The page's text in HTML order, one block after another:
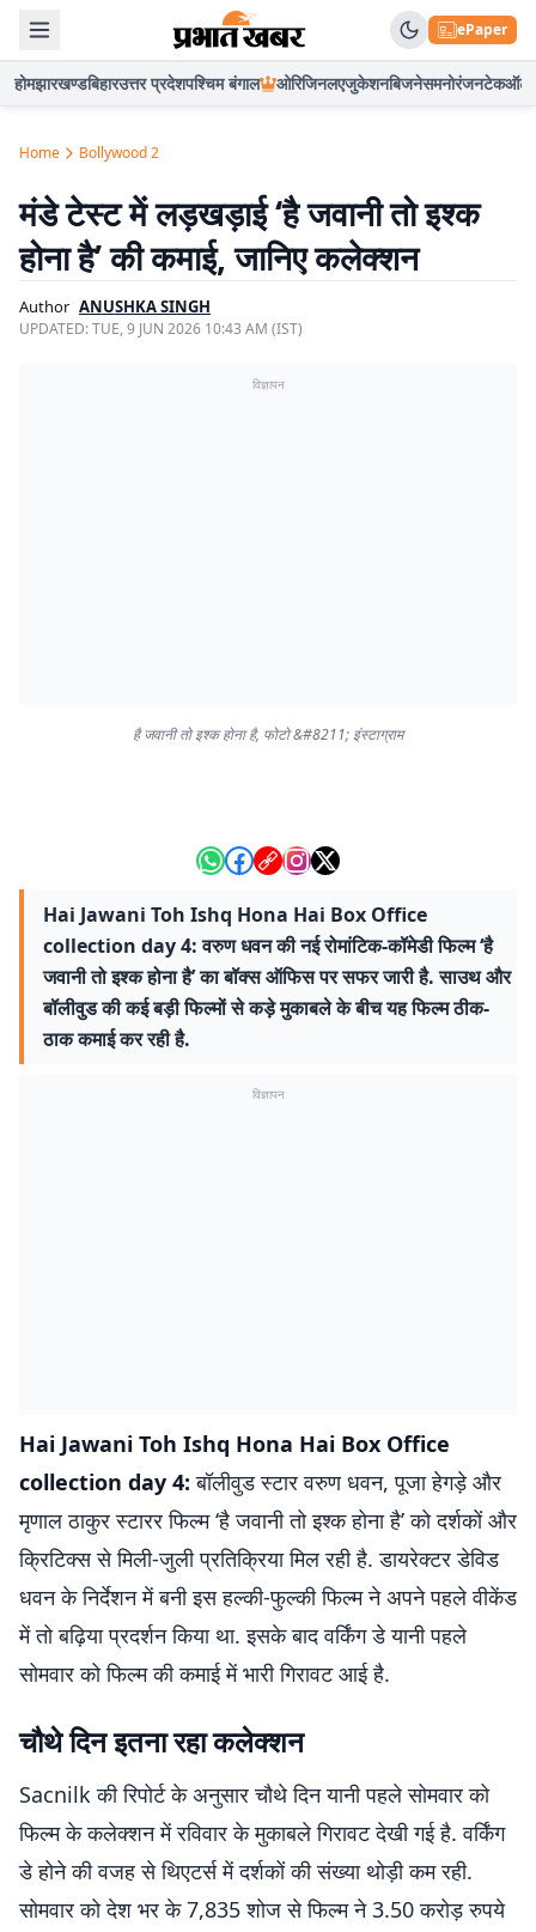
ePaper
होमझारखण्डबिहारउत्तर प्रदेशपश्चिम बंगाल ओरिजिनलएजुकेशनबिजनेसमनोरंजनटेकऑटो
Home Bollywood 2
मंडे टेस्ट में लड़खड़ाई ‘है जवानी तो इश्क
होना है’ की कमाई, जानिए कलेक्शन
Author ANUSHKA SINGH
UPDATED:TUE, 9 JUN 2026 10:43 AM (IST)
विज्ञापन
है जवानी तो इश्क होना है, फोटो &#8211; इंस्टाग्राम
Hai Jawani Toh Ishq Hona Hai Box Office
collection day 4: वरुण धवन की नई रोमांटिक-कॉमेडी फिल्म ‘है
जवानी तो इश्क होना है’ का बॉक्स ऑफिस पर सफर जारी है. साउथ और
बॉलीवुड की कई बड़ी फिल्मों से कड़े मुकाबले के बीच यह फिल्म ठीक-
ठाक कमाई कर रही है.
विज्ञापन
Hai Jawani Toh Ishq Hona Hai Box Office
collection day 4: बॉलीवुड स्टार वरुण धवन, पूजा हेगड़े और
मृणाल ठाकुर स्टारर फिल्म ‘है जवानी तो इश्क होना है’ को दर्शकों और
क्रिटिक्स से मिली-जुली प्रतिक्रिया मिल रही है. डायरेक्टर डेविड
धवन के निर्देशन में बनी इस हल्की-फुल्की फिल्म ने अपने पहले वीकेंड
में तो बढ़िया प्रदर्शन किया था. इसके बाद वर्किंग डे यानी पहले
सोमवार को फिल्म की कमाई में भारी गिरावट आई है.
चौथे दिन इतना रहा कलेक्शन
Sacnilk की रिपोर्ट के अनुसार चौथे दिन यानी पहले सोमवार को
फिल्म के कलेक्शन में रविवार के मुकाबले गिरावट देखी गई है. वर्किंग
डे होने की वजह से थिएटर्स में दर्शकों की संख्या थोड़ी कम रही.
सोमवार को देश भर के 7,835 शोज से फिल्म ने 3.50 करोड़ रुपये